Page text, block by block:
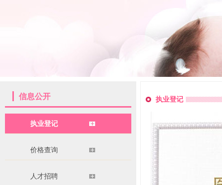
信息公开
执业登记
价格查询
人才招聘
执业登记